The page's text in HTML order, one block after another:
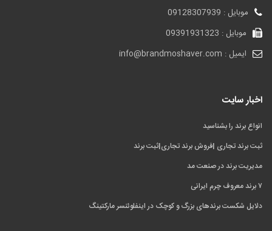
موبایل : 09128307939
موبایل : 09391931323
ایمیل : info@brandmoshaver.com
اخبار سایت
انواع برند را بشناسید
ثبت برند تجاری |فروش برند تجاری|ثبت برند
مدیریت برند در صنعت مد
۷ برند معروف چرم ایرانی
دلایل شکست برندهای بزرگ و کوچک در اینفلوئنسر مارکتینگ